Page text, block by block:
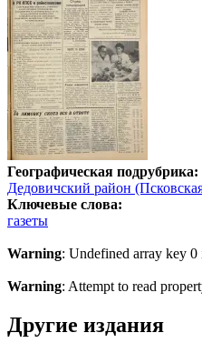
Географическая подрубрика:
Дедовичский район
Ключевые слова:
газеты
Warning: Undefined array key 0
Warning: Attempt to read
Другие издания